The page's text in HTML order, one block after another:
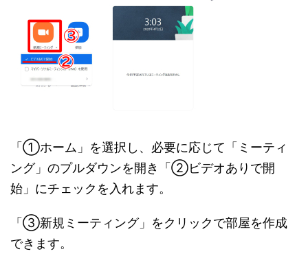
「①ホーム」を選択し、必要に応じて「ミーティ
ング」のプルダウンを開き「②ビデオありで開
始」にチェックを入れます。
「③新規ミーティング」をクリックで部屋を作成
できます。